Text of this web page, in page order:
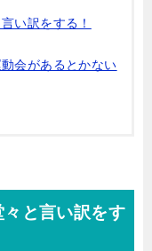
い訳をする！
会があるとかない
と言い訳をす